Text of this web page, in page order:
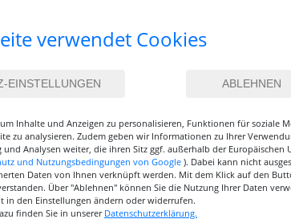
verwendet Cookies
Inhalte und Anzeigen zu personalisieren, Funktionen für soziale
zu analysieren. Zudem geben wir Informationen zu Ihrer
und Analysen weiter, die ihren Sitz ggf. außerhalb der Europäischen
und Nutzungsbedingungen von Google ). Dabei kann nicht
Daten von Ihnen verknüpft werden. Mit dem Klick auf den
Über "Ablehnen" können Sie die Nutzung Ihrer Daten
in den Einstellungen ändern oder widerrufen.
finden Sie in unserer Datenschutzerklärung.